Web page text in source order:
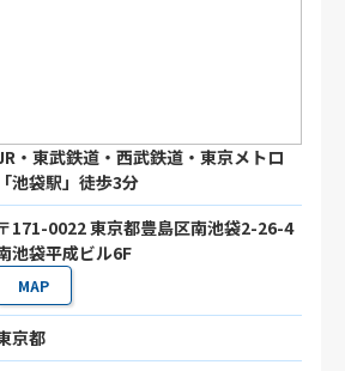
・東武鉄道・西武鉄道・東京メトロ
「池袋駅」徒歩3分
171-0022 東京都豊島区南池袋2-26-4
池袋平成ビル6F
MAP
京都